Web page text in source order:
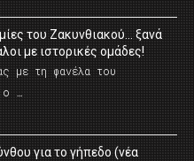
του Ζακυνθιακού… ξανά
με ιστορικές ομάδες!
με τη φανέλα του
ο …
για το γήπεδο (νέα